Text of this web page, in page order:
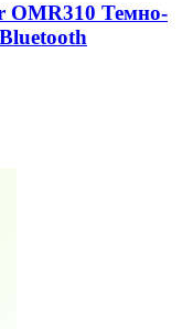
OMR310 Темно-